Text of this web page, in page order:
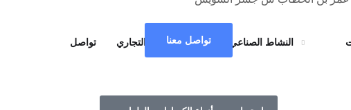
النشاط الصناعي النشاط التجاري تواصل تواصل معنا